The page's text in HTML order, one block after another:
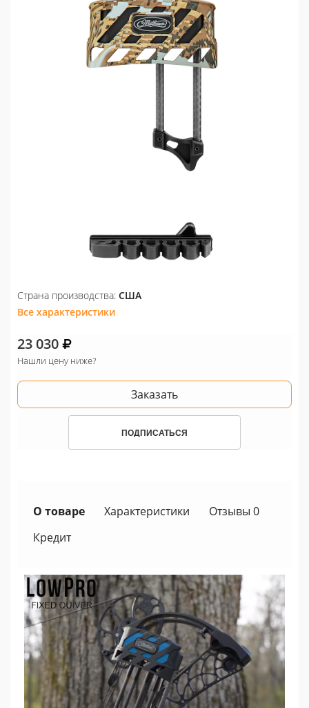
Страна производства: США
Все характеристики
23 030
Нашли цену ниже?
Заказать
ПОДПИСАТЬСЯ
О товаре Характеристики
Отзывы 0
Кредит